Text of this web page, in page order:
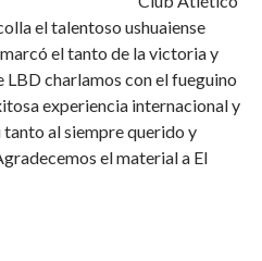
el talentoso ushuaiense
el tanto de la victoria y
charlamos con el fueguino
experiencia internacional y
al siempre querido y
el material a El